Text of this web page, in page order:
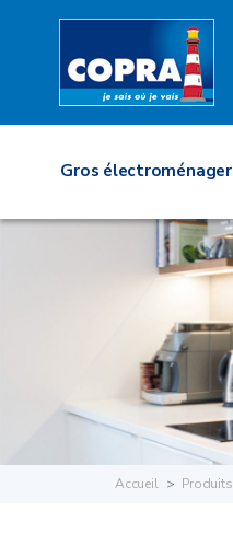
Gros électroménager
Accueil Produits